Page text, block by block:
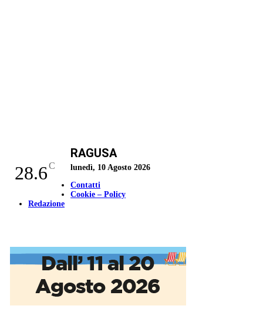
28.6C
RAGUSA
lunedì, 10 Agosto 2026
Contatti
Cookie – Policy
Redazione